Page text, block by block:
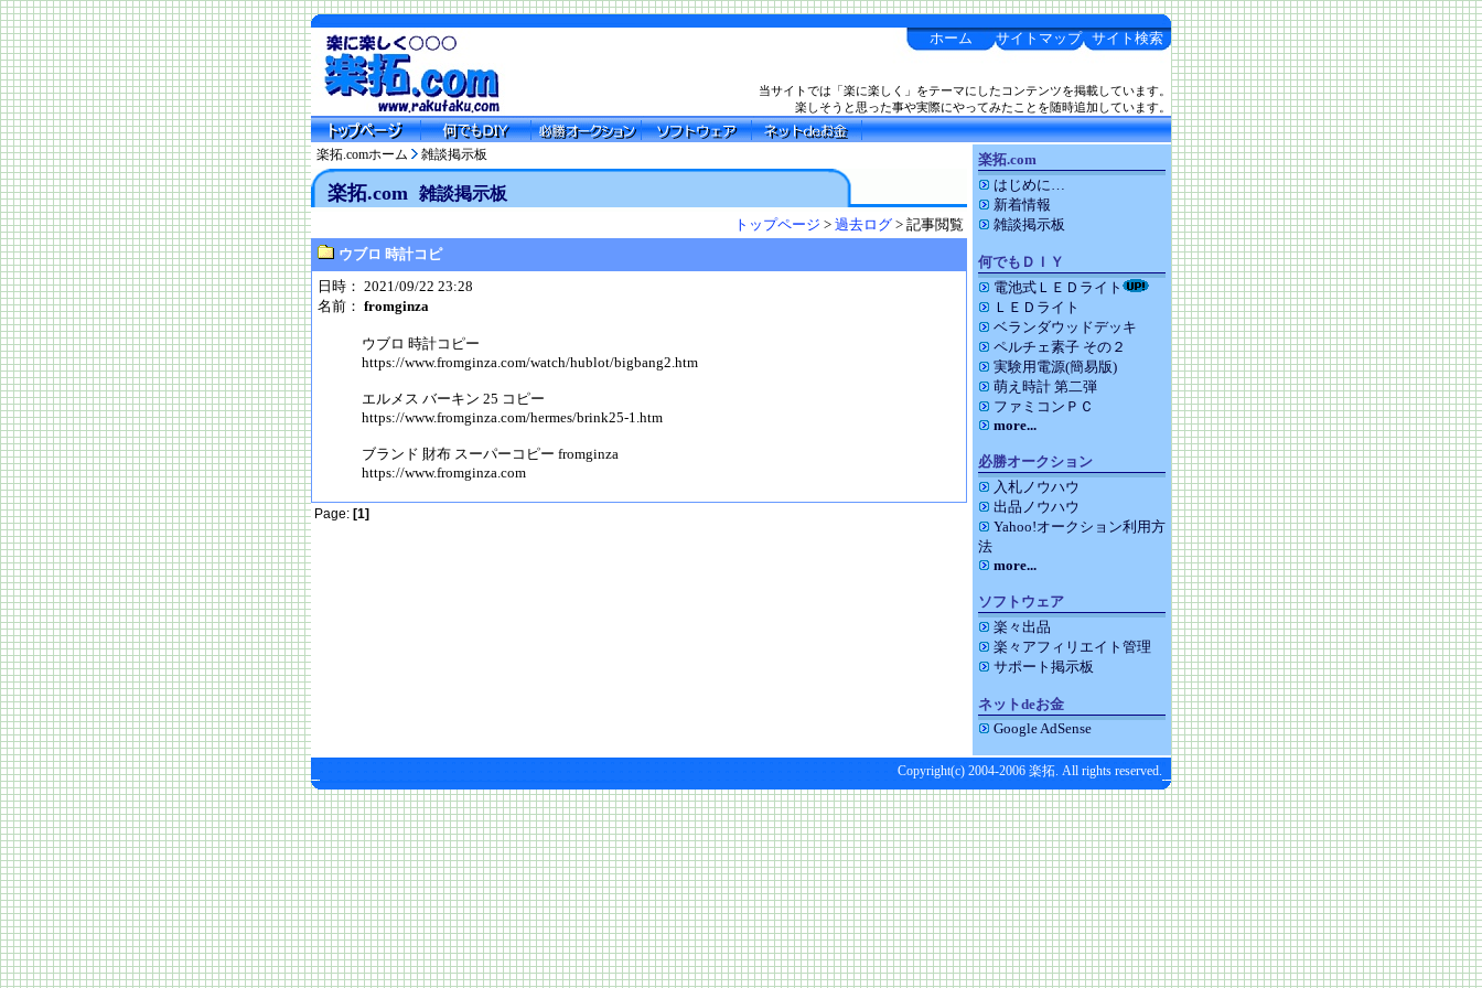
ホーム サイトマップ サイト検索
当サイトでは「楽に楽しく」をテーマにしたコンテンツを掲載しています。
楽しそうと思った事や実際にやってみたことを随時追加しています。
楽拓.comホーム 雑談掲示板
楽拓.com 雑談掲示板
トップページ > 過去ログ > 記事閲覧
ウブロ 時計コピ
日時： 2021/09/22 23:28
名前： fromginza
ウブロ 時計コピー
https://www.fromginza.com/watch/hublot/bigbang2.htm
エルメス バーキン 25 コピー
https://www.fromginza.com/hermes/brink25-1.htm
ブランド 財布 スーパーコピー fromginza
https://www.fromginza.com
Page: [1]
楽拓.com
はじめに…
新着情報
雑談掲示板
何でもＤＩＹ
電池式ＬＥＤライト
ＬＥＤライト
ベランダウッドデッキ
ペルチェ素子 その２
実験用電源(簡易版)
萌え時計 第二弾
ファミコンＰＣ
more...
必勝オークション
入札ノウハウ
出品ノウハウ
Yahoo!オークション利用方
法
more...
ソフトウェア
楽々出品
楽々アフィリエイト管理
サポート掲示板
ネットdeお金
Google AdSense
Copyright(c) 2004-2006 楽拓. All rights reserved.